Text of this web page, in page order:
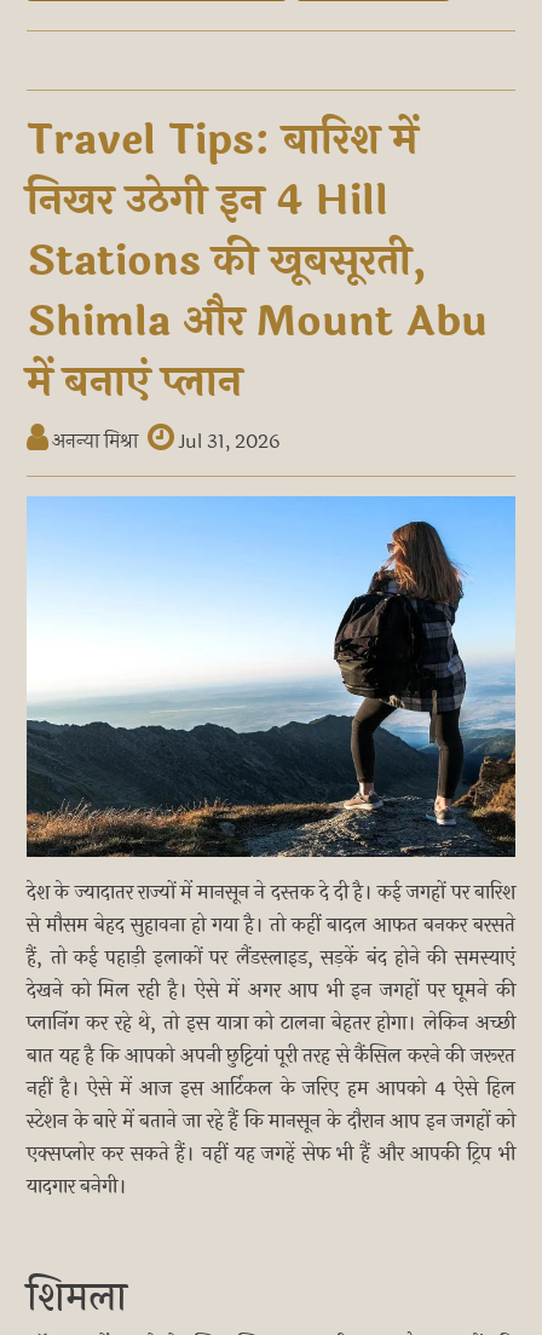
Travel Tips: बारिश में
निखर उठेगी इन 4 Hill
Stations की खूबसूरती,
Shimla और Mount Abu
में बनाएं प्लान
अनन्या मिश्रा Jul 31, 2026
देश के ज्यादातर राज्यों में मानसून ने दस्तक दे दी है। कई जगहों पर बारिश
से मौसम बेहद सुहावना हो गया है। तो कहीं बादल आफत बनकर बरसते
हैं, तो कई पहाड़ी इलाकों पर लैंडस्लाइड, सड़कें बंद होने की समस्याएं
देखने को मिल रही है। ऐसे में अगर आप भी इन जगहों पर घूमने की
प्लानिंग कर रहे थे, तो इस यात्रा को टालना बेहतर होगा। लेकिन अच्छी
बात यह है कि आपको अपनी छुट्टियां पूरी तरह से कैंसिल करने की जरूरत
नहीं है। ऐसे में आज इस आर्टिकल के जरिए हम आपको 4 ऐसे हिल
स्टेशन के बारे में बताने जा रहे हैं कि मानसून के दौरान आप इन जगहों को
एक्सप्लोर कर सकते हैं। वहीं यह जगहें सेफ भी हैं और आपकी ट्रिप भी
यादगार बनेगी।
शिमला